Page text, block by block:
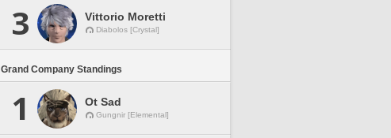
3 Vittorio Moretti
Diabolos [Crystal]
Grand Company Standings
1 Ot Sad
Gungnir [Elemental]